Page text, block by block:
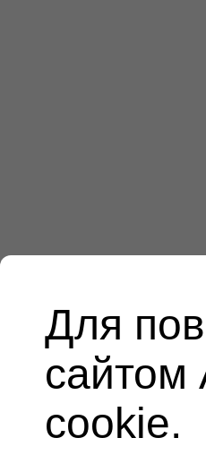
Для
сайтом
cookie.